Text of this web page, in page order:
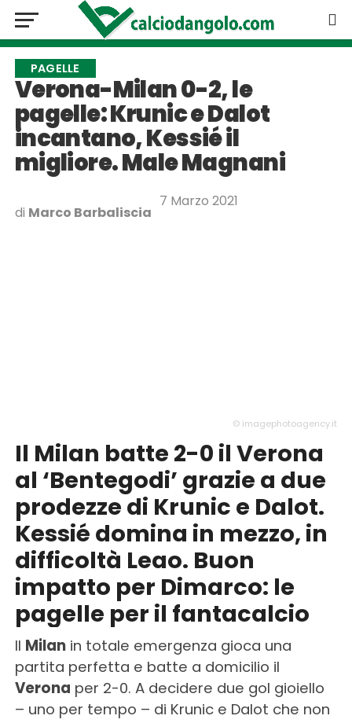
PAGELLE
Verona-Milan 0-2, le
pagelle: Krunic e Dalot
incantano, Kessié il
migliore. Male Magnani
di Marco Barbaliscia
7 Marzo 2021
© imagephotoagency.it
Il Milan batte 2-0 il Verona
al ‘Bentegodi’ grazie a due
prodezze di Krunic e Dalot.
Kessié domina in mezzo, in
difficoltà Leao. Buon
impatto per Dimarco: le
pagelle per il fantacalcio
Il Milanin totale emergenza gioca una
partita perfetta e batte a domicilio il
Verona per 2-0. A decidere due gol gioiello
– uno per tempo – di Krunic e Dalot che non